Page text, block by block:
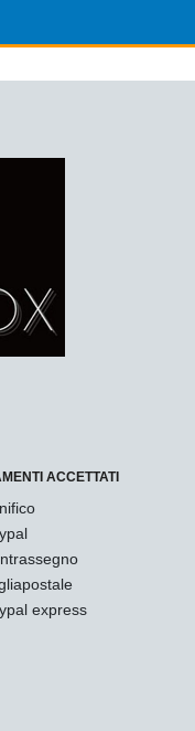
ACCETTATI
express